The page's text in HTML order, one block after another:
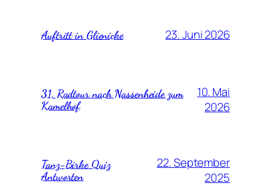
Auftritt in Glienicke 23. Juni 2026
31. Radtour nach Nassenheide zum
Kamelhof
10. Mai
2026
Tanz-Birke Quiz
Antworten
22. September
2025